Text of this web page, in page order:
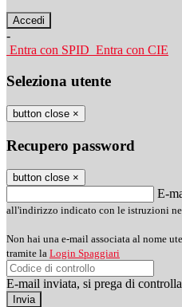
-
Entra con SPID Entra con CIE
Seleziona utente
button close ×
Recupero password
button close ×
E-
all'indirizzo indicato con le istruzioni
Non hai una e-mail associata al nome
tramite la Login Spaggiari
E-mail inviata, si prega di